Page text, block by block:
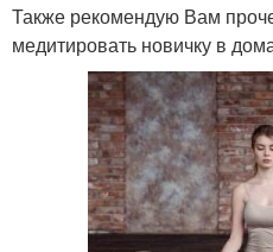
Также рекомендую Вам
медитировать новичку в